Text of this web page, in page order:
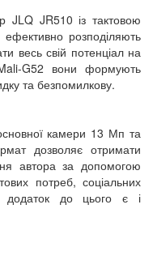
JLQ JR510 із тактовою
розподіляють
весь свій потенціал на
G52 вони формують
та безпомилкову.
камери 13 Мп та
дозволяє отримати
автора за допомогою
потреб, соціальних
додаток до цього є і